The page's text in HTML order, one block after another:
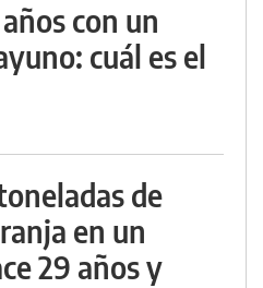
con un
cuál es el
de
en un
29 años y